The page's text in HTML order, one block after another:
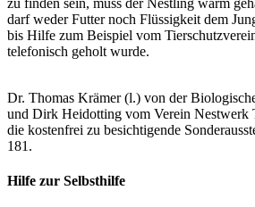
darf weder Futter noch Flüssigkeit dem
bis Hilfe zum Beispiel vom
telefonisch geholt wurde.
Dr. Thomas Krämer (l.) von der
und Dirk Heidotting vom Verein Nestwerk
die kostenfrei zu besichtigende
181.
Hilfe zur Selbsthilfe